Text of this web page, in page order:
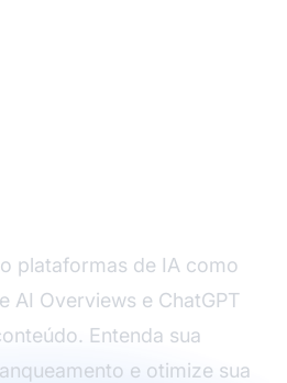
plataformas de IA como
AI Overviews e ChatGPT
Entenda sua
e otimize sua